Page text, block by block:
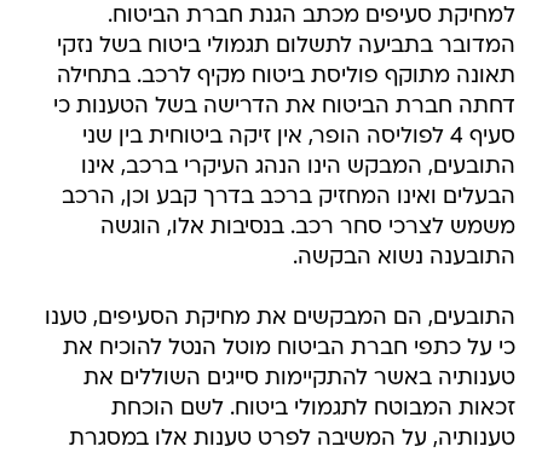
למחיקת סעיפים מכתב הגנת חברת הביטוח.
המדובר בתביעה לתשלום תגמולי ביטוח בשל נזקי
תאונה מתוקף פוליסת ביטוח מקיף לרכב. בתחילה
דחתה חברת הביטוח את הדרישה בשל הטענות כי
סעיף 4 לפוליסה הופר, אין זיקה ביטוחית בין שני
התובעים, המבקש הינו הנהג העיקרי ברכב, אינו
הבעלים ואינו המחזיק ברכב בדרך קבע וכן, הרכב
משמש לצרכי סחר רכב. בנסיבות אלו, הוגשה
התובענה נשוא הבקשה.
התובעים, הם המבקשים את מחיקת הסעיפים, טענו
כי על כתפי חברת הביטוח מוטל הנטל להוכיח את
טענותיה באשר להתקיימות סייגים השוללים את
זכאות המבוטח לתגמולי ביטוח. לשם הוכחת
טענותיה, על המשיבה לפרט טענות אלו במסגרת